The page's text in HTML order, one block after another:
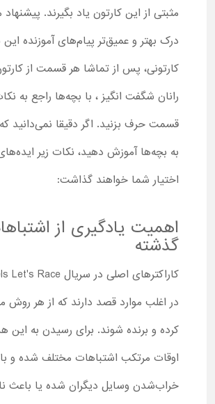
مثبتی از این کارتون یاد بگیرند.
درک بهتر و عمیق‌تر پیام‌های آموزنده
کارتونی، پس از تماشا هر قسمت از
رانان شگفت انگیز ، با بچه‌ها راجع به
قسمت حرف بزنید. اگر دقیقا نمی‌دانید
به بچه‌ها آموزش دهید، نکات زیر
اختیار شما خواهند گذاشت:
اهمیت یادگیری از
گذشته
در اغلب موارد قصد دارند که از هر روش
کرده و برنده شوند. برای رسیدن به این
اوقات مرتکب اشتباهات مختلف شده و
خراب‌شدن وسایل دیگران شده یا باعث